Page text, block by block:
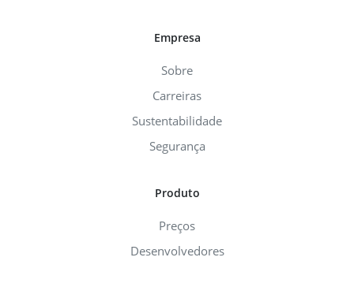
Empresa
Sobre
Carreiras
Sustentabilidade
Segurança
Produto
Preços
Desenvolvedores